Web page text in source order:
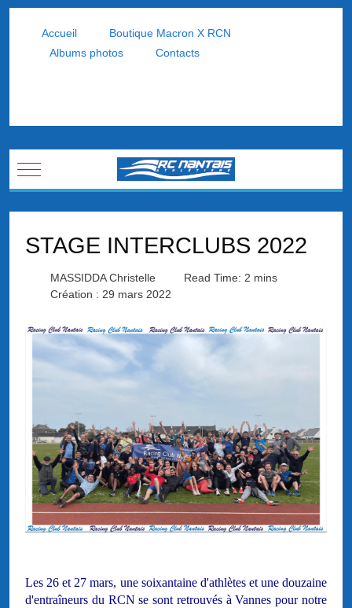
Accueil
Boutique Macron X RCN
Albums photos
Contacts
Mobile Menu Toggle
STAGE INTERCLUBS 2022
MASSIDDA Christelle
Read Time: 2 mins
Création : 29 mars 2022
Les 26 et 27 mars, une soixantaine d'athlètes et une douzaine
d'entraîneurs du RCN se sont retrouvés à Vannes pour notre